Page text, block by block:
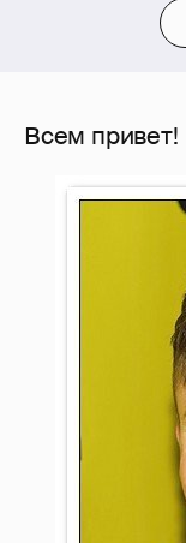
Всем привет!